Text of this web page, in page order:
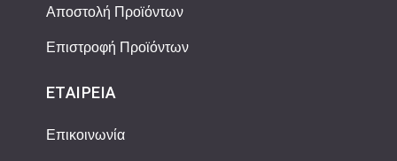
Αποστολή Προϊόντων
Επιστροφή Προϊόντων
ΕΤΑΙΡΕΊΑ
Επικοινωνία